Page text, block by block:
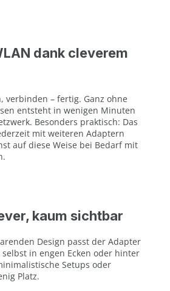
dank cleverem
verbinden – fertig. Ganz ohne
entsteht in wenigen Minuten
Besonders praktisch: Das
mit weiteren Adaptern
auf diese Weise bei Bedarf mit
kaum sichtbar
Design passt der Adapter
selbst in engen Ecken oder hinter
Setups oder
Platz.